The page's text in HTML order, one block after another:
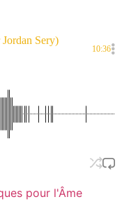
Sery)
10:36
pour l'Âme